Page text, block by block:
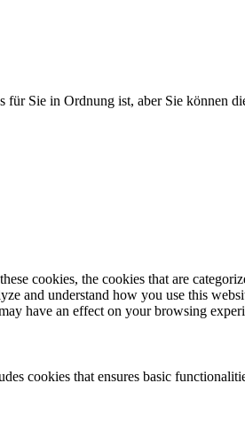
Sie in Ordnung ist, aber Sie können
cookies, the cookies that are
and understand how you use this
have an effect on your browsing
cookies that ensures basic